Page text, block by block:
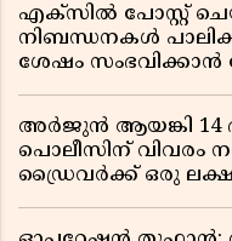
എക്സിൽ പോസ്റ്റ്
നിബന്ധനകൾ
ശേഷം സംഭവിക്കാൻ
അർജുൻ ആയങ്കി 14
പൊലീസിന് വിവരം
ഡ്രൈവർക്ക് ഒരു